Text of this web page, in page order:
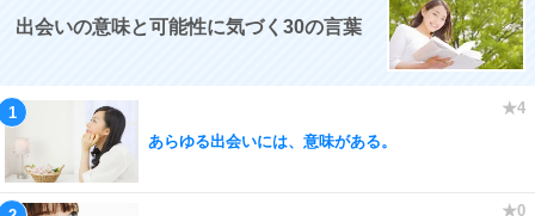
出会いの意味と可能性に気づく30の言葉
あらゆる出会いには、意味がある。